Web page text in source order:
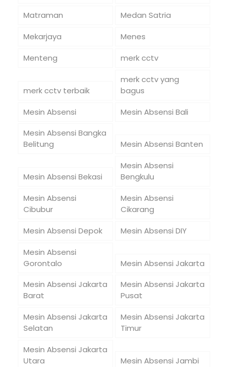
Matraman
Medan Satria
Mekarjaya
Menes
Menteng
merk cctv
merk cctv terbaik
merk cctv yang
bagus
Mesin Absensi
Mesin Absensi Bali
Mesin Absensi Bangka
Belitung
Mesin Absensi Banten
Mesin Absensi Bekasi
Mesin Absensi
Bengkulu
Mesin Absensi
Cibubur
Mesin Absensi
Cikarang
Mesin Absensi Depok
Mesin Absensi DIY
Mesin Absensi
Gorontalo
Mesin Absensi Jakarta
Mesin Absensi Jakarta
Barat
Mesin Absensi Jakarta
Pusat
Mesin Absensi Jakarta
Selatan
Mesin Absensi Jakarta
Timur
Mesin Absensi Jakarta
Utara
Mesin Absensi Jambi